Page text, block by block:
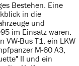
Bestehen. Eine
in die
und
im Einsatz waren.
VW-Bus T1, ein LKW
M-60 A3,
II und ein